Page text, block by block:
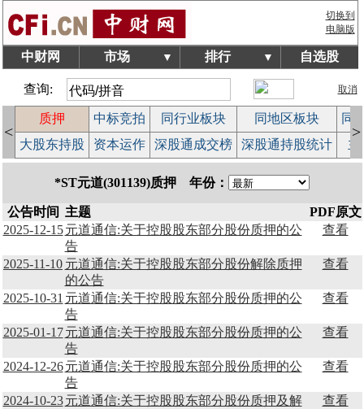
切换到
电脑版
中财网 市场 ▼ 排行 ▼ 自选股
查询: 取消
<
质押 中标竞拍 同行业板块 同地区板块
同
大股东持股 资本运作 深股通成交榜 深股通持股统计 主
>
*ST元道(301139)质押 年份：
公告时间 主题
PDF原文
2025-12-15 元道通信:关于控股股东部分股份质押的公
告
查看
2025-11-10 元道通信:关于控股股东部分股份解除质押
的公告
查看
2025-10-31 元道通信:关于控股股东部分股份质押的公
告
查看
2025-01-17 元道通信:关于控股股东部分股份质押的公
告
查看
2024-12-26 元道通信:关于控股股东部分股份质押的公
告
查看
2024-10-23 元道通信:关于控股股东部分股份质押及解
查看